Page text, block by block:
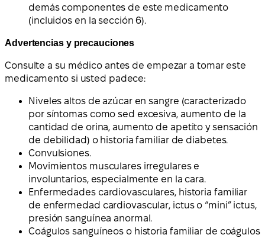
demás componentes de este medicamento
(incluidos en la sección 6).
Advertencias y precauciones
Consulte a su médico antes de empezar a tomar este
medicamento si usted padece:
Niveles altos de azúcar en sangre (caracterizado
por síntomas como sed excesiva, aumento de la
cantidad de orina, aumento de apetito y sensación
de debilidad) o historia familiar de diabetes.
Convulsiones.
Movimientos musculares irregulares e
involuntarios, especialmente en la cara.
Enfermedades cardiovasculares, historia familiar
de enfermedad cardiovascular, ictus o “mini” ictus,
presión sanguínea anormal.
Coágulos sanguíneos o historia familiar de coágulos